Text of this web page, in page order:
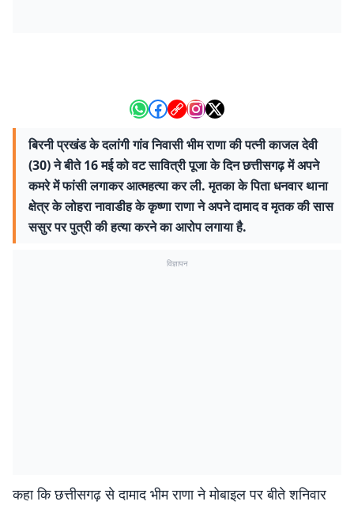
बिरनी प्रखंड के दलांगी गांव निवासी भीम राणा की पत्नी काजल देवी
(30) ने बीते 16 मई को वट सावित्री पूजा के दिन छत्तीसगढ़ में अपने
कमरे में फांसी लगाकर आत्महत्या कर ली. मृतका के पिता धनवार थाना
क्षेत्र के लोहरा नावाडीह के कृष्णा राणा ने अपने दामाद व मृतक की सास
ससुर पर पुत्री की हत्या करने का आरोप लगाया है.
विज्ञापन
कहा कि छत्तीसगढ़ से दामाद भीम राणा ने मोबाइल पर बीते शनिवार